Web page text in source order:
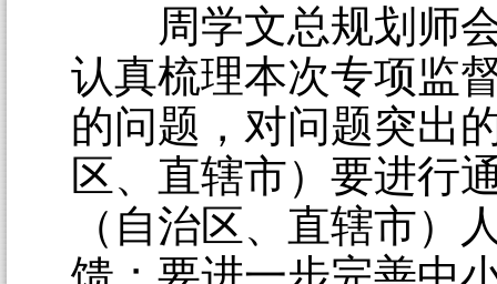
周学文总规划师会
认真梳理本次专项监
的问题，对问题突出
区、直辖市）要进行
（自治区、直辖市）